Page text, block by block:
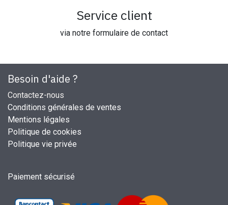
Service client
via notre formulaire de contact
Besoin d'aide ?
Contactez-nous
Conditions générales de ventes
Mentions légales
Politique de cookies
Politique vie privée
Paiement sécurisé